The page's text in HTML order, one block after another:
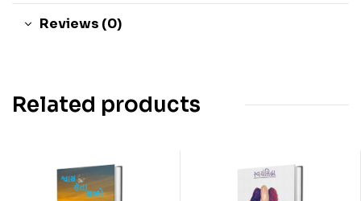
Reviews (0)
Related products